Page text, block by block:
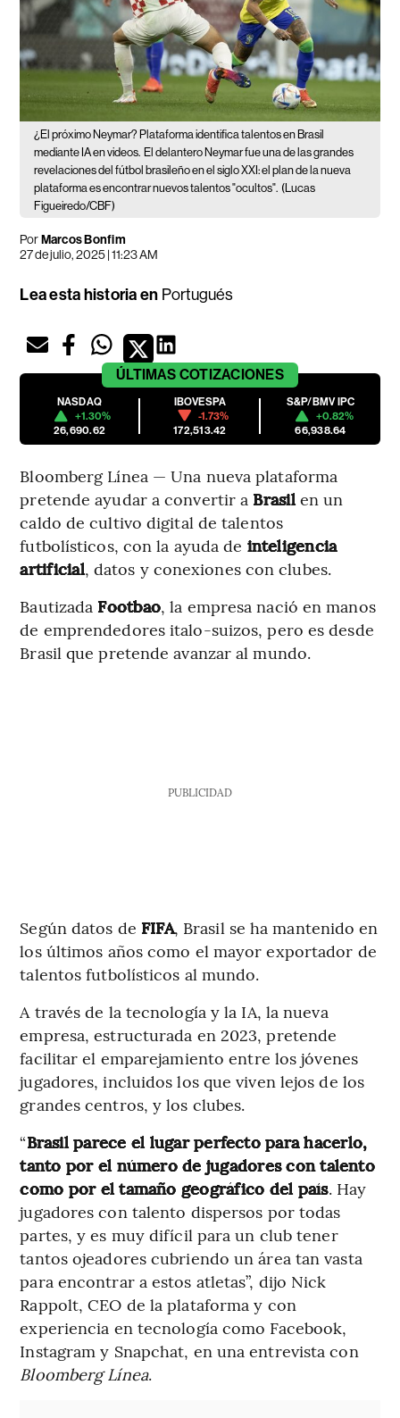
¿El próximo Neymar? Plataforma identifica talentos en Brasil
mediante IA en videos. El delantero Neymar fue una de las grandes
revelaciones del fútbol brasileño en el siglo XXI: el plan de la nueva
plataforma es encontrar nuevos talentos "ocultos". (Lucas
Figueiredo/CBF)
PorMarcos Bonfim
27 de julio, 2025 | 11:23 AM
Lea esta historia en Portugués
ÚLTIMAS COTIZACIONES
NASDAQ
+1.30%
26,690.62
IBOVESPA
-1.73%
172,513.42
S&P/BMV IPC
+0.82%
66,938.64
Bloomberg Línea — Una nueva plataforma
pretende ayudar a convertir a Brasilen un
caldo de cultivo digital de talentos
futbolísticos, con la ayuda de inteligencia
artificial, datos y conexiones con clubes.
Bautizada Footbao, la empresa nació en manos
de emprendedores italo-suizos, pero es desde
Brasil que pretende avanzar al mundo.
PUBLICIDAD
Según datos de FIFA, Brasil se ha mantenido en
los últimos años como el mayor exportador de
talentos futbolísticos al mundo.
A través de la tecnología y la IA, la nueva
empresa, estructurada en 2023, pretende
facilitar el emparejamiento entre los jóvenes
jugadores, incluidos los que viven lejos de los
grandes centros, y los clubes.
“Brasil parece el lugar perfecto para hacerlo,
tanto por el número de jugadores con talento
como por el tamaño geográfico del país. Hay
jugadores con talento dispersos por todas
partes, y es muy difícil para un club tener
tantos ojeadores cubriendo un área tan vasta
para encontrar a estos atletas”, dijo Nick
Rappolt, CEO de la plataforma y con
experiencia en tecnología como Facebook,
Instagram y Snapchat, en una entrevista con
Bloomberg Línea.